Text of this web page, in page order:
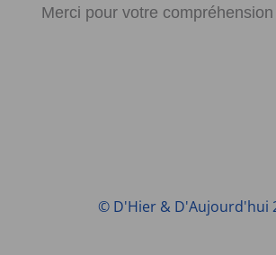
Merci pour votre
© D'Hier & D'Aujourd'hui